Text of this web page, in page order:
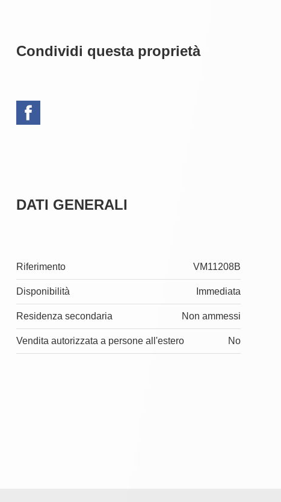
Condividi questa proprietà
DATI GENERALI
Riferimento VM11208B
Disponibilità Immediata
Residenza secondaria Non ammessi
Vendita autorizzata a persone all'estero No